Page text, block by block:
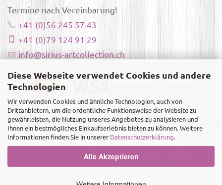
Diese Webseite verwendet Cookies und andere
Technologien
Wir verwenden Cookies und ähnliche Technologien, auch von
Drittanbietern, um die ordentliche Funktionsweise der Website zu
gewährleisten, die Nutzung unseres Angebotes zu analysieren und
Ihnen ein bestmögliches Einkaufserlebnis bieten zu können. Weitere
Informationen finden Sie in unserer Datenschutzerklärung.
Alle Akzeptieren
Termine nach Vereinbarung!
+41 (0)56 245 57 43
+41 (0)79 124 91 29
info@sirius-artcollection.ch
Copyright ©Sirius-Artcollection- Alle Rechte vorbehalten | Webdesign
& Realisierung by Templatestore.ch